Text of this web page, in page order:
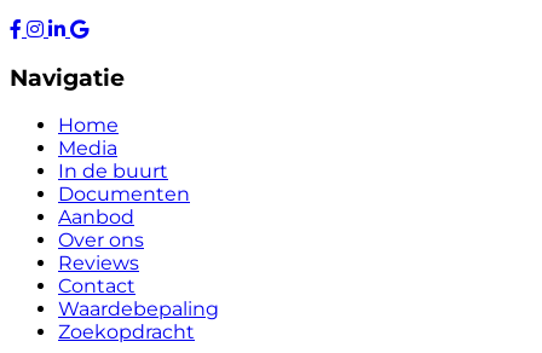
Navigatie
Home
Media
In de buurt
Documenten
Aanbod
Over ons
Reviews
Contact
Waardebepaling
Zoekopdracht